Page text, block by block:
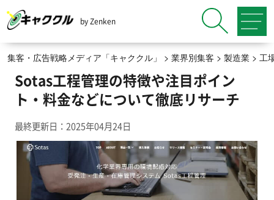
by Zenken
集客・広告戦略メディア「キャククル」 > 業界別集客 > 製造業> 工
Sotas工程管理の特徴や注目ポイン
ト・料金などについて徹底リサーチ
最終更新日：2025年04月24日